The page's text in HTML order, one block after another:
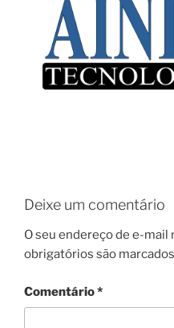
Deixe um comentário
O seu endereço de e-mail
obrigatórios são
Comentário*